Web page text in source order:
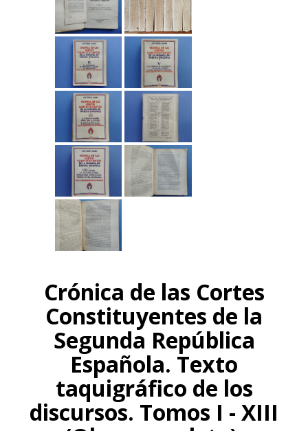
Crónica de las Cortes
Constituyentes de la
Segunda República
Española. Texto
taquigráfico de los
discursos. Tomos I - XIII